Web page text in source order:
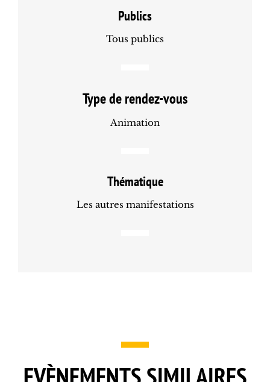
Publics
Tous publics
Type de rendez-vous
Animation
Thématique
Les autres manifestations